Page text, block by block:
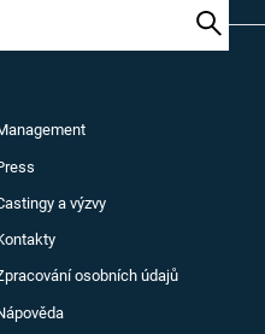
a výzvy
osobních údajů